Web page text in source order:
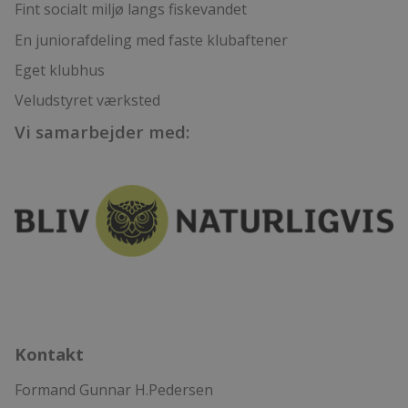
Fint socialt miljø langs fiskevandet
En juniorafdeling med faste klubaftener
Eget klubhus
Veludstyret værksted
Vi samarbejder med:
Kontakt
Formand Gunnar H.Pedersen